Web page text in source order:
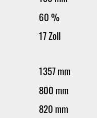
60 %
17 Zoll
1357 mm
800 mm
820 mm